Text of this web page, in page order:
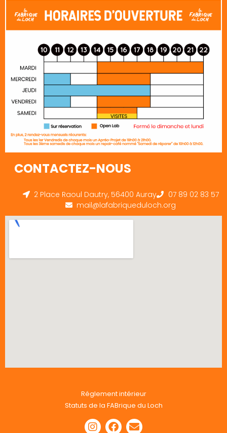
CONTACTEZ-NOUS
2 Place Raoul Dautry, 56400 Auray
07 89 02 83 57
mail@lafabriqueduloch.org
Réglement intérieur
Statuts de la FABrique du Loch